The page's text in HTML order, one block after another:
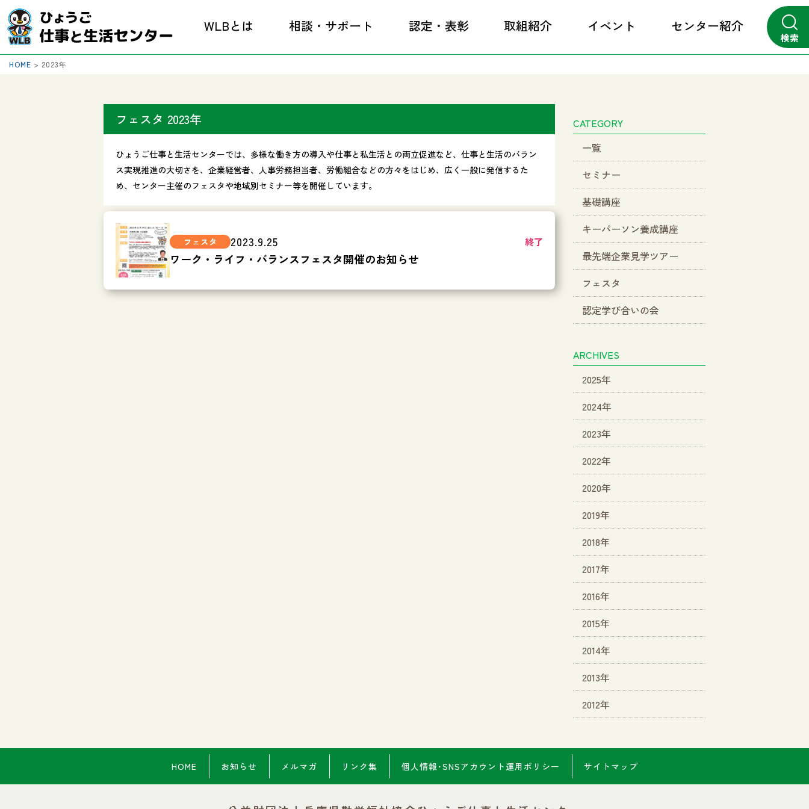
検索
WLBとは 相談・サポート 認定・表彰 取組紹介 イベント センター紹介
HOME > 2023年
フェスタ 2023年
ひょうご仕事と生活センターでは、多様な働き方の導入や仕事と私生活との両立促進など、仕事と生活のバラン
ス実現推進の大切さを、企業経営者、人事労務担当者、労働組合などの方々をはじめ、広く一般に発信するた
め、センター主催のフェスタや地域別セミナー等を開催しています。
2023.9.25 終了
ワーク・ライフ・バランスフェスタ開催のお知らせ
CATEGORY
一覧
セミナー
基礎講座
キーパーソン養成講座
最先端企業見学ツアー
フェスタ
認定学び合いの会
ARCHIVES
2025年
2024年
2023年
2022年
2020年
2019年
2018年
2017年
2016年
2015年
2014年
2013年
2012年
HOME お知らせ メルマガ リンク集 個人情報･SNSアカウント 運用ポリシー サイトマップ